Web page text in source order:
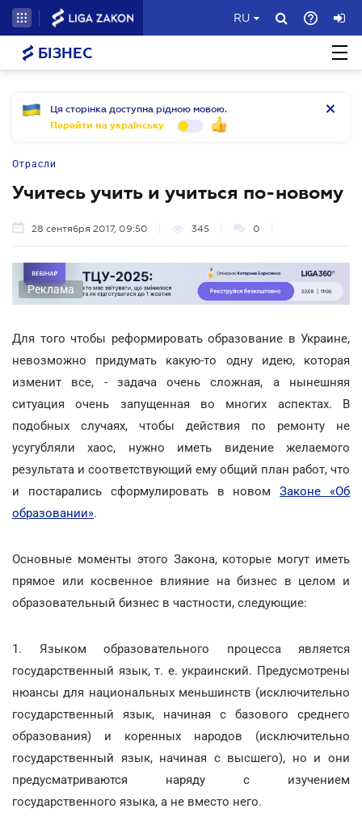
RU
БІЗНЕС
Ця сторінка доступна рідною мовою.
Перейти на українську
Отрасли
Учитесь учить и учиться по-новому
28 сентября 2017, 09:50 345 0
Реклама
Для того чтобы реформировать образование в Украине,
невозможно придумать какую-то одну идею, которая
изменит все, - задача очень сложная, а нынешняя
ситуация очень запущенная во многих аспектах. В
подобных случаях, чтобы действия по ремонту не
усугубляли хаос, нужно иметь видение желаемого
результата и соответствующий ему общий план работ, что
и постарались сформулировать в новомЗаконе «Об
образовании».
Основные моменты этого Закона, которые могут иметь
прямое или косвенное влияние на бизнес в целом и
образовательный бизнес в частности, следующие:
1. Языком образовательного процесса является
государственный язык, т. е. украинский. Предусмотрены
нюансы для национальных меньшинств (исключительно
государственный язык, начиная с базового среднего
образования) и коренных народов (исключительно
государственный язык, начиная с высшего), но и они
предусматриваются наряду с изучением
государственного языка, а не вместо него.